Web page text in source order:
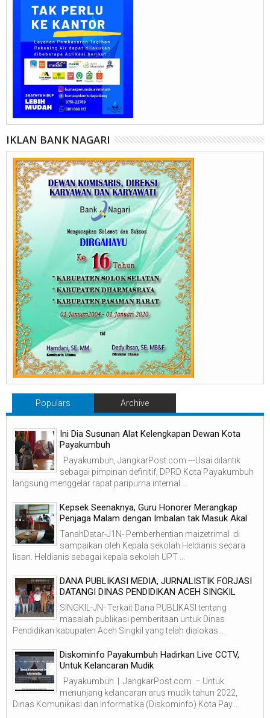
IKLAN BANK NAGARI
Populars Archive
Ini Dia Susunan Alat Kelengkapan Dewan Kota
Payakumbuh
Payakumbuh, JangkarPost.com ---Usai dilantik
sebagai pimpinan definitif, DPRD Kota Payakumbuh
langsung menggelar rapat paripurna internal ...
Kepsek Seenaknya, Guru Honorer Merangkap
Penjaga Malam dengan Imbalan tak Masuk Akal
TanahDatar-J1N- Pemberhentian maizetrimal di
sampaikan oleh Kepala sekolah Heldianis secara
lisan. Heldianis sebagai kepala sekolah UPT ...
DANA PUBLIKASI MEDIA, JURNALISTIK FORJASI
DATANGI DINAS PENDIDIKAN ACEH SINGKIL
SINGKIL-JN- Terkait Dana PUBLIKASI tentang
masalah publikasi pemberitaan untuk Dinas
Pendidikan kabupaten Aceh Singkil yang telah dialokas...
Diskominfo Payakumbuh Hadirkan Live CCTV,
Untuk Kelancaran Mudik
Payakumbuh | JangkarPost.com – Untuk
menunjang kelancaran arus mudik tahun 2022,
Dinas Komunikasi dan Informatika (Diskominfo) Kota Pay...